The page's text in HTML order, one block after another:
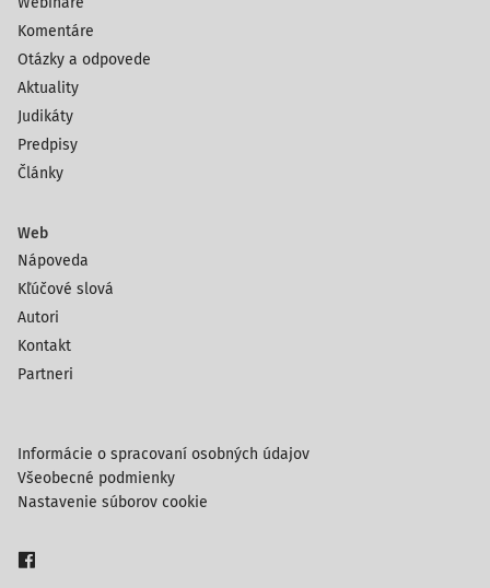
Komentáre
Otázky a odpovede
Aktuality
Judikáty
Predpisy
Články
Web
Nápoveda
Kľúčové slová
Autori
Kontakt
Partneri
Informácie o spracovaní osobných údajov
Všeobecné podmienky
Nastavenie súborov cookie